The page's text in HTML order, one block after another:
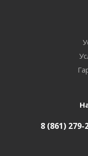
8 (861) 279-